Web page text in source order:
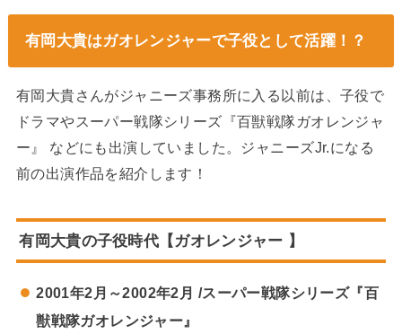
有岡大貴はガオレンジャーで子役として活躍！？
有岡大貴さんがジャニーズ事務所に入る以前は、子役で
ドラマやスーパー戦隊シリーズ『百獣戦隊ガオレンジャ
ー』 などにも出演していました。ジャニーズJr.になる
前の出演作品を紹介します！
有岡大貴の子役時代【ガオレンジャー 】
2001年2月～2002年2月 /スーパー戦隊シリーズ『百
獣戦隊ガオレンジャー』